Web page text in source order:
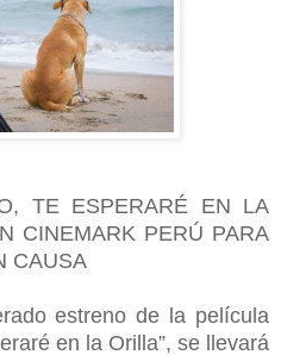
TE ESPERARÉ EN LA
CINEMARK PERÚ PARA
CAUSA
estreno de la película
en la Orilla”, se llevará